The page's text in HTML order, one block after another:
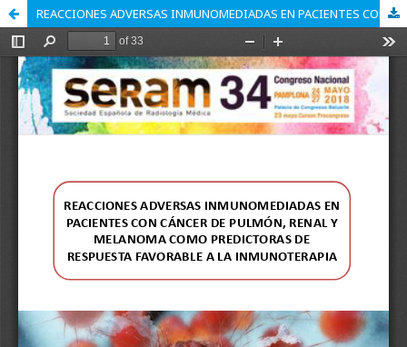
REACCIONES ADVERSAS INMUNOMEDIADAS EN PACIENTES CON CÁNCER DE PULMÓN, RENAL Y MELANOMA COMO PREDICTORAS DE RESPUESTA FAVORABLE A LA INMUNOTERAPIA